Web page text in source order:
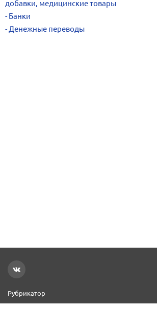
добавки, медицинские товары
Банки
Денежные переводы
Рубрикатор